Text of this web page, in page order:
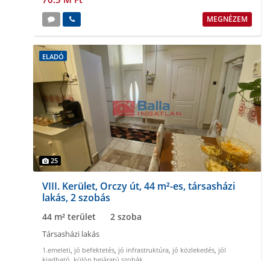
MEGNÉZEM
ELADÓ
25
VIII. Kerület, Orczy út, 44 m²-es, társasházi
lakás, 2 szobás
44 m² terület 2 szoba
Társasházi lakás
1.emeleti, jó befektetés, jó infrastruktúra, jó közlekedés, jól